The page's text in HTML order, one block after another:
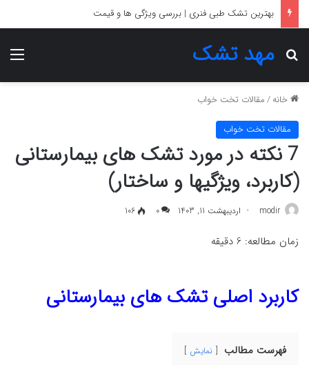
بهترین تشک برای دیسک کمر
مهد تشک
جستجو برای
خانه/مقالات تخت خواب
مقالات تخت خواب
7 نکته در مورد تشک های بیمارستانی
(کاربرد، ویژگیها و ساختار)
modir اردیبهشت 11, 1403 0
106
زمان مطالعه: 6 دقیقه
کاربرد اصلی تشک های بیمارستانی
فهرست مطالب نمایش